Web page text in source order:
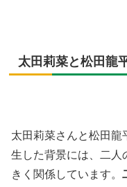
太田莉菜と松田龍
太田莉菜さんと松田龍
生した背景には、二人
きく関係しています。